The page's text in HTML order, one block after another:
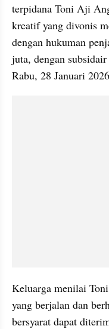
terpidana Toni Aji
kreatif yang divonis
dengan hukuman
juta, dengan
Rabu, 28 Januari
Keluarga menilai
yang berjalan dan
bersyarat dapat